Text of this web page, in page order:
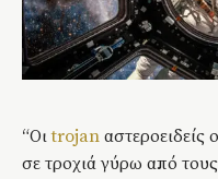
“Οιtrojan
σε τροχιά γύρω από